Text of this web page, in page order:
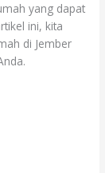
yang dapat
ini, kita
di Jember